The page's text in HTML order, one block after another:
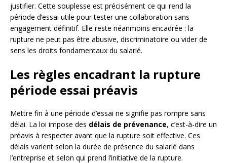
justifier. Cette souplesse est précisément ce qui rend la
période d’essai utile pour tester une collaboration sans
engagement définitif. Elle reste néanmoins encadrée : la
rupture ne peut pas être abusive, discriminatoire ou vider de
sens les droits fondamentaux du salarié.
Les règles encadrant la rupture
période essai préavis
Mettre fin à une période d’essai ne signifie pas rompre sans
délai. La loi impose des délais de prévenance, c’est-à-dire un
préavis à respecter avant que la rupture soit effective. Ces
délais varient selon la durée de présence du salarié dans
l’entreprise et selon qui prend l’initiative de la rupture.